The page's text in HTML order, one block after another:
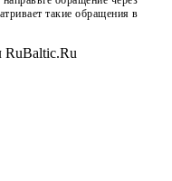
такие обращения в
RuBaltic.Ru